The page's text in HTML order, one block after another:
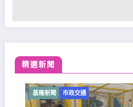
精選新聞
基隆新聞 市政交通